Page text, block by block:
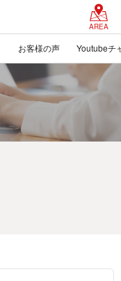
AREA
お客様の声 Youtubeチ